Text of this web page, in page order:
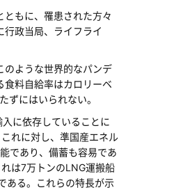
もに、罹患された方々
政当局、ライフライ
のような世界的なパンデ
食料自給率はカロリーベ
ずにはいられない。
に依存していることに
れに対し、準国産エネル
であり、備蓄も容易であ
は7万トンのLNG運搬船
ある。これらの特長が示